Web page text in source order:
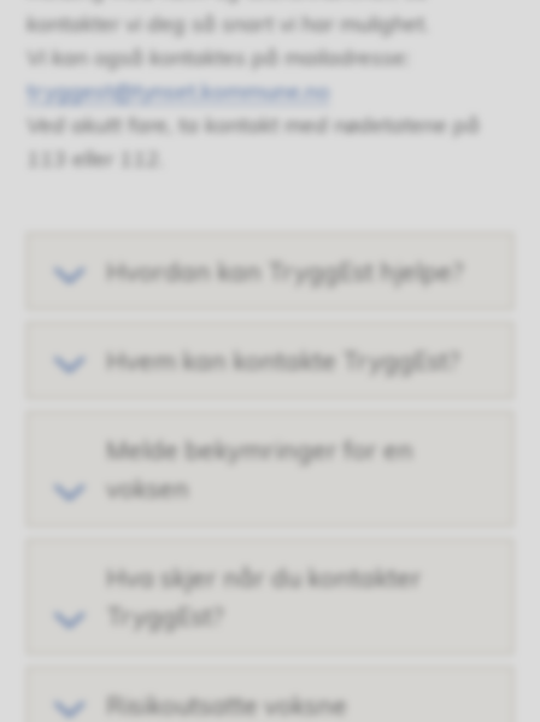
kontakter vi deg så snart vi har mulighet.
Vi kan også kontaktes på mailadresse:
tryggest@tynset.kommune.no
Ved akutt fare, ta kontakt med nødetatene på
113 eller 112.
Hvordan kan TryggEst hjelpe?
Hvem kan kontakte TryggEst?
Melde bekymringer for en
voksen
Hva skjer når du kontakter
TryggEst?
Risikoutsatte voksne